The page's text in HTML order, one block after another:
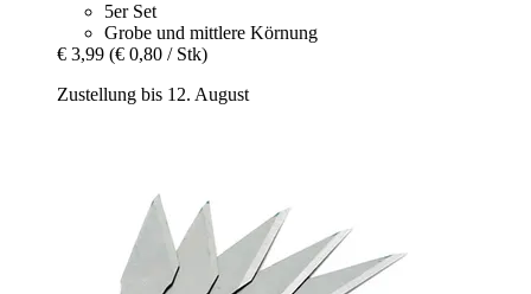
5er Set
Grobe und mittlere Körnung
€ 3,99 (€ 0,80 / Stk)
Zustellung bis 12. August